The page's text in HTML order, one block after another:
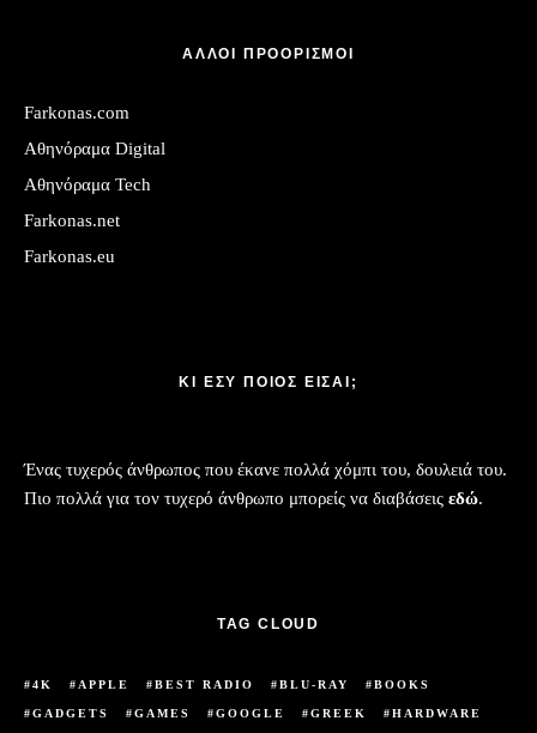
ΑΛΛΟΙ ΠΡΟΟΡΙΣΜΟΙ
Farkonas.com
Αθηνόραμα Digital
Αθηνόραμα Tech
Farkonas.net
Farkonas.eu
ΚΙ ΕΣΥ ΠΟΙΟΣ ΕΙΣΑΙ;
Ένας τυχερός άνθρωπος που έκανε πολλά χόμπι του, δουλειά του.
Πιο πολλά για τον τυχερό άνθρωπο μπορείς να διαβάσεις εδώ.
TAG CLOUD
4K APPLE BEST RADIO BLU-RAY BOOKS
GADGETS GAMES GOOGLE GREEK HARDWARE